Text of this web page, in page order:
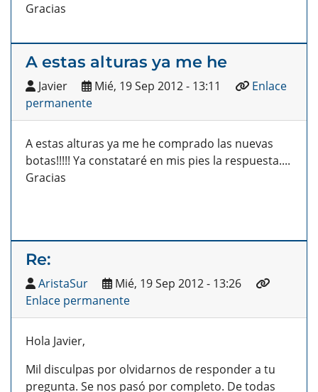
Gracias
A estas alturas ya me he
Javier Mié, 19 Sep 2012 - 13:11
Enlace
permanente
A estas alturas ya me he comprado las nuevas
botas!!!!! Ya constataré en mis pies la respuesta....
Gracias
Re:
AristaSur
Mié, 19 Sep 2012 - 13:26
Enlace permanente
Hola Javier,
Mil disculpas por olvidarnos de responder a tu
pregunta. Se nos pasó por completo. De todas